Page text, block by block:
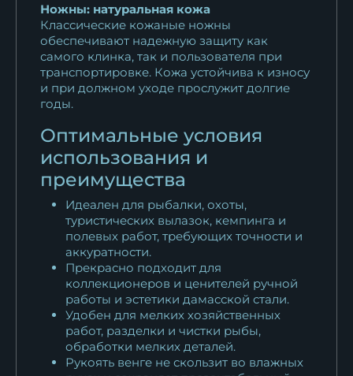
Ножны: натуральная кожа
Классические кожаные ножны
обеспечивают надежную защиту как
самого клинка, так и пользователя при
транспортировке. Кожа устойчива к износу
и при должном уходе прослужит долгие
годы.
Оптимальные условия
использования и
преимущества
Идеален для рыбалки, охоты,
туристических вылазок, кемпинга и
полевых работ, требующих точности и
аккуратности.
Прекрасно подходит для
коллекционеров и ценителей ручной
работы и эстетики дамасской стали.
Удобен для мелких хозяйственных
работ, разделки и чистки рыбы,
обработки мелких деталей.
Рукоять венге не скользит во влажных